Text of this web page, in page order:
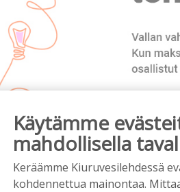
Käytämme
mahdollisella
Keräämme Kiuruvesilehdessä
kohdennettua mainontaa.